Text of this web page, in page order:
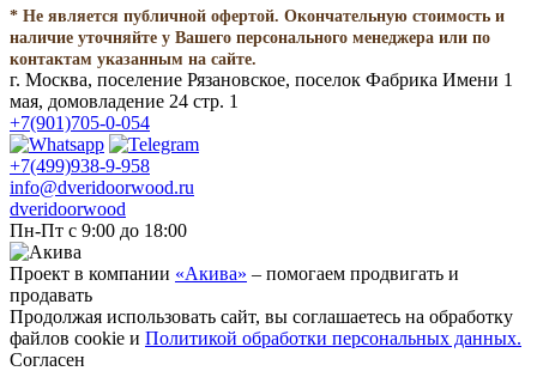
* Не является публичной офертой. Окончательную стоимость и
наличие уточняйте у Вашего персонального менеджера или по
контактам указанным на сайте.
г. Москва, поселение Рязановское, поселок Фабрика Имени 1
мая, домовладение 24 стр. 1
+7(901)705-0-054
+7(499)938-9-958
info@dveridoorwood.ru
dveridoorwood
Пн-Пт с 9:00 до 18:00
Проект в компании «Акива» – помогаем продвигать и
продавать
Продолжая использовать сайт, вы соглашаетесь на обработку
файлов cookie и Политикой обработки персональных данных.
Согласен